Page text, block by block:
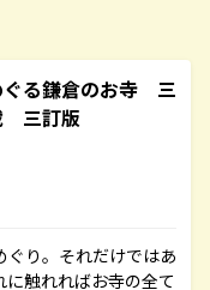
る鎌倉のお寺 三
三訂版
り。それだけではあ
触れればお寺の全て